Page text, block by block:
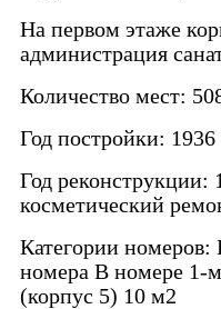
На первом этаже
администрация
Количество мест:
Год постройки: 1936
Год реконструкции:
косметический
Категории номеров:
номера В номере 1-
(корпус 5) 10 м2